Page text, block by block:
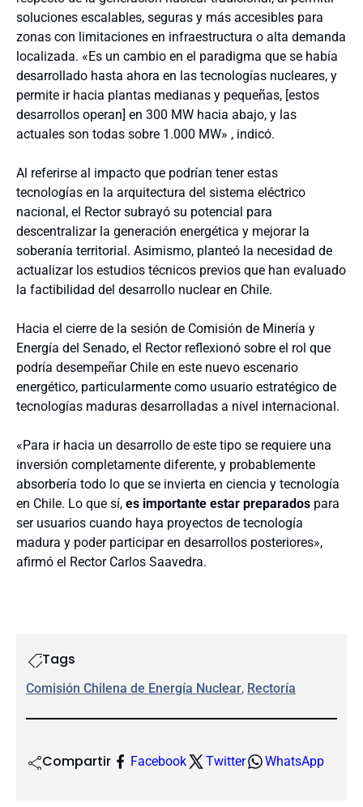
soluciones escalables, seguras y más accesibles para
zonas con limitaciones en infraestructura o alta demanda
localizada. «Es un cambio en el paradigma que se había
desarrollado hasta ahora en las tecnologías nucleares, y
permite ir hacia plantas medianas y pequeñas, [estos
desarrollos operan] en 300 MW hacia abajo, y las
actuales son todas sobre 1.000 MW» , indicó.
Al referirse al impacto que podrían tener estas
tecnologías en la arquitectura del sistema eléctrico
nacional, el Rector subrayó su potencial para
descentralizar la generación energética y mejorar la
soberanía territorial. Asimismo, planteó la necesidad de
actualizar los estudios técnicos previos que han evaluado
la factibilidad del desarrollo nuclear en Chile.
Hacia el cierre de la sesión de Comisión de Minería y
Energía del Senado, el Rector reflexionó sobre el rol que
podría desempeñar Chile en este nuevo escenario
energético, particularmente como usuario estratégico de
tecnologías maduras desarrolladas a nivel internacional.
«Para ir hacia un desarrollo de este tipo se requiere una
inversión completamente diferente, y probablemente
absorbería todo lo que se invierta en ciencia y tecnología
en Chile. Lo que sí, es importante estar preparados para
ser usuarios cuando haya proyectos de tecnología
madura y poder participar en desarrollos posteriores»,
afirmó el Rector Carlos Saavedra.
Tags
Comisión Chilena de Energía Nuclear, Rectoría
Compartir Facebook Twitter WhatsApp